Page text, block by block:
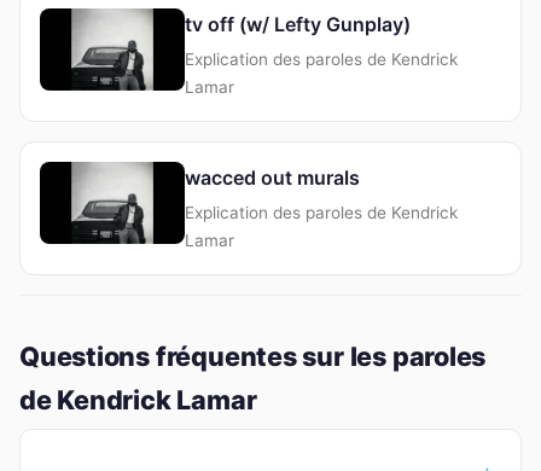
tv off (w/ Lefty Gunplay)
Explication des paroles de Kendrick
Lamar
wacced out murals
Explication des paroles de Kendrick
Lamar
Questions fréquentes sur les paroles
de Kendrick Lamar